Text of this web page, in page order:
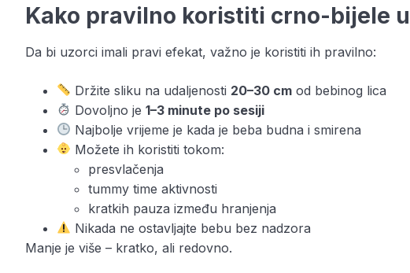
Kako pravilno koristiti crno-bijele
Da bi uzorci imali pravi efekat, važno je koristiti ih pravilno:
Držite sliku na udaljenosti 20–30 cm od bebinog lica
Dovoljno je1–3 minute po sesiji
Najbolje vrijeme je kada je beba budna i smirena
Možete ih koristiti tokom:
presvlačenja
tummy time aktivnosti
kratkih pauza između hranjenja
Nikada ne ostavljajte bebu bez nadzora
Manje je više – kratko, ali redovno.